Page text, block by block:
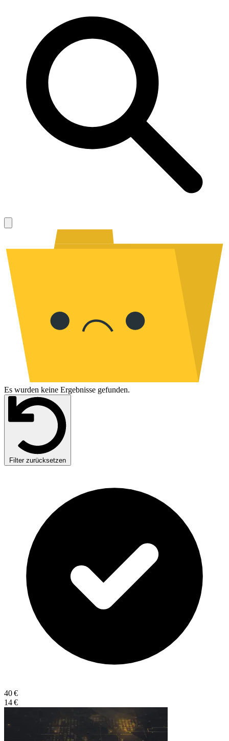
Es wurden keine Ergebnisse gefunden.
Filter zurücksetzen
40 €
14 €